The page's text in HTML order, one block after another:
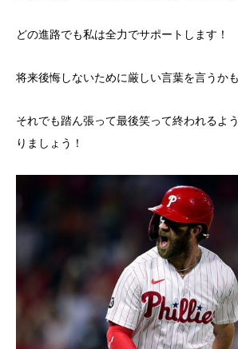
どの進路でも私は全力でサポートします！
将来後悔しないために厳しい言葉を言うかも
それでも踏ん張って最後笑って終われるよ
りましょう！